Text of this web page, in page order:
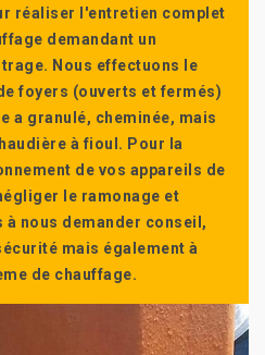
réaliser l'entretien complet
demandant un
Nous effectuons le
foyers (ouverts et fermés)
a granulé, cheminée, mais
à fioul. Pour la
de vos appareils de
le ramonage et
à nous demander conseil,
mais également à
de chauffage.